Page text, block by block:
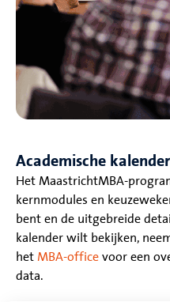
Academische kalender
Het MaastrichtMBA-
kernmodules en
bent en de uitgebreide
kalender wilt bekijken,
het MBA-office voor een
data.